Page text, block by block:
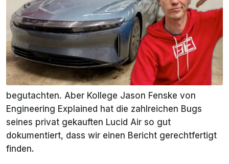
Als bevorzugte Quelle
InsideEVs auf Google
hinzufügen
Normalerweise sind wir etwas zurückhaltend mit
Berichten über die Fehler einzelner Fahrzeuge;
schließlich können wir die Fehler nicht selbst
begutachten. Aber Kollege Jason Fenske von
Engineering Explained hat die zahlreichen Bugs
seines privat gekauften Lucid Air so gut
dokumentiert, dass wir einen Bericht gerechtfertigt
finden.